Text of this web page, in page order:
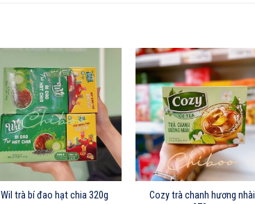
Wil trà bí đao hạt chia 320g
Cozy trà chanh hương nhài